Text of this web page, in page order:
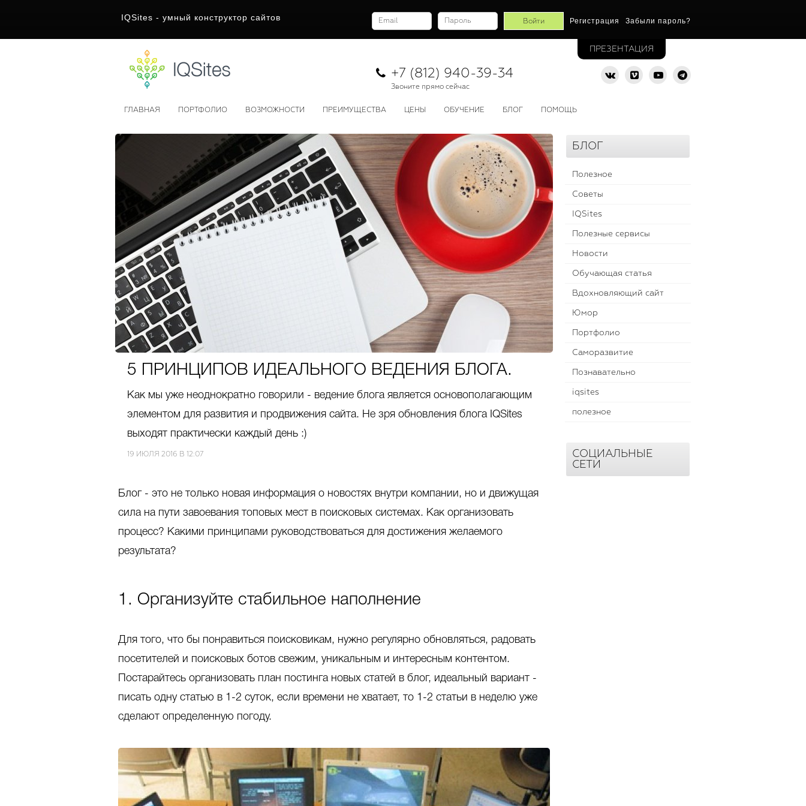
Регистрация Забыли пароль?
IQSites - умный конструктор сайтов
+7 (812) 940-39-34
Звоните прямо сейчас
ПРЕЗЕНТАЦИЯ
ГЛАВНАЯ ПОРТФОЛИО ВОЗМОЖНОСТИ ПРЕИМУЩЕСТВА ЦЕНЫ ОБУЧЕНИЕ БЛОГ ПОМОЩЬ
БЛОГ
Полезное
Советы
IQSites
Полезные сервисы
Новости
Обучающая статья
Вдохновляющий сайт
Юмор
Портфолио
Саморазвитие
Познавательно
iqsites
полезное
СОЦИАЛЬНЫЕ
СЕТИ
5 ПРИНЦИПОВ ИДЕАЛЬНОГО ВЕДЕНИЯ БЛОГА.
Как мы уже неоднократно говорили - ведение блога является основополагающим
элементом для развития и продвижения сайта. Не зря обновления блога IQSites
выходят практически каждый день :)
19 ИЮЛЯ 2016 В 12:07
Блог - это не только новая информация о новостях внутри компании, но и движущая
сила на пути завоевания топовых мест в поисковых системах. Как организовать
процесс? Какими принципами руководствоваться для достижения желаемого
результата?
1. Организуйте стабильное наполнение
Для того, что бы понравиться поисковикам, нужно регулярно обновляться, радовать
посетителей и поисковых ботов свежим, уникальным и интересным контентом.
Постарайтесь организовать план постинга новых статей в блог, идеальный вариант -
писать одну статью в 1-2 суток, если времени не хватает, то 1-2 статьи в неделю уже
сделают определенную погоду.